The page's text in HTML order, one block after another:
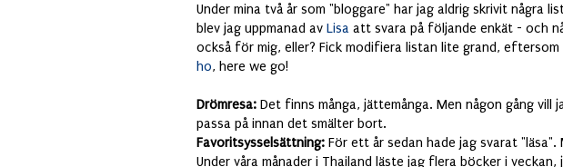
Under mina två år som "bloggare" har jag aldrig skrivit några
blev jag uppmanad av Lisa att svara på följande enkät - och
också för mig, eller? Fick modifiera listan lite grand,
ho, here we go!
Drömresa: Det finns många, jättemånga. Men någon gång vill
passa på innan det smälter bort.
Favoritsysselsättning: För ett år sedan hade jag svarat
Under våra månader i Thailand läste jag flera böcker i